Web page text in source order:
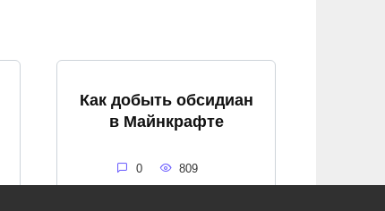
Как добыть обсидиан
в Майнкрафте
0 809